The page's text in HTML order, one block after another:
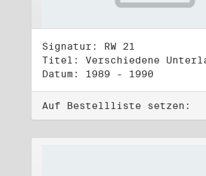
Signatur: RW 21
Datum: 1989 - 1990
Auf Bestellliste setzen: